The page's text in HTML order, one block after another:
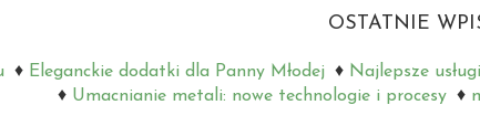
OSTATNIE
Eleganckie dodatki dla Panny Młodej Najlepsze
Umacnianie metali: nowe technologie i procesy